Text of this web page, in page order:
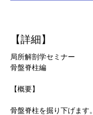
​【詳細】
局所解剖学セミナー
骨盤脊柱編
【概要】
骨盤脊柱を掘り下げます。